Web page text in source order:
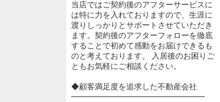
当店ではご契約後のアフターサービスに
は特に力を入れておりますので、生涯に
渡りしっかりとサポートさせていただき
ます。契約後のアフターフォローを徹底
することで初めて感動をお届けできるも
のと考えております。 入居後のお困りご
ともお気軽にご相談ください。
◆顧客満足度を追求した不動産会社
━━━━━━━━━━━━━━━━━